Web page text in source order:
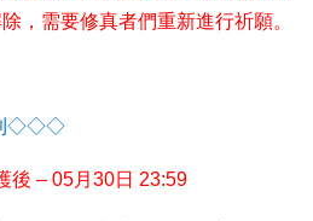
，需要修真者們重新進行祈願。
◇◇◇
後 – 05月30日 23:59